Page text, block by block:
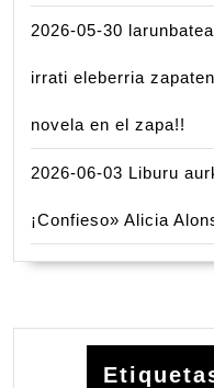
2026-05-30
irrati eleberria
novela en el zapa!!
2026-06-03 Liburu
¡Confieso» Alicia